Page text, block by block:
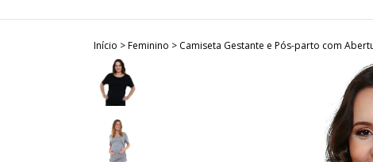
Início >Feminino > Camiseta Gestante e Pós-parto com